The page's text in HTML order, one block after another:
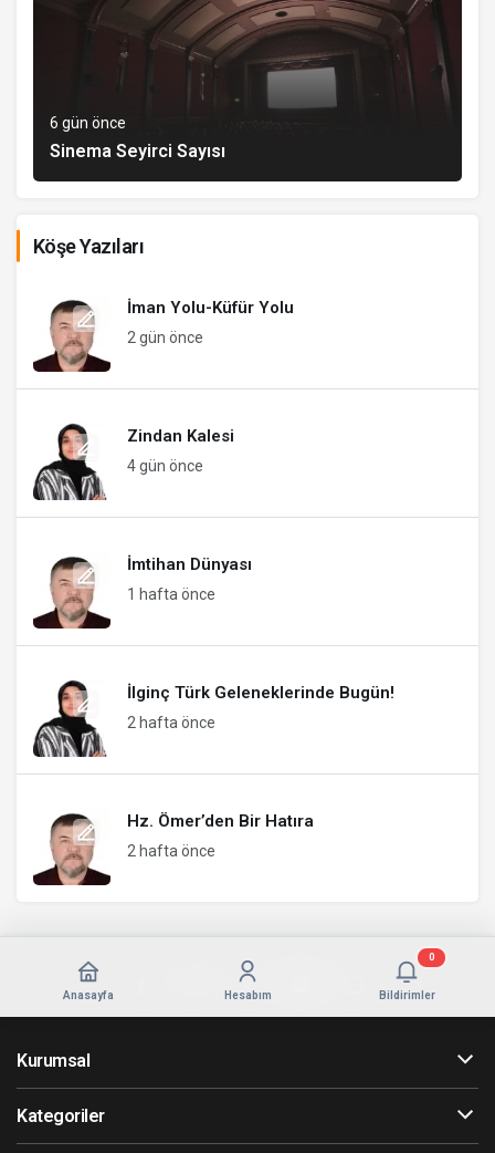
6 gün önce
Sinema Seyirci Sayısı
Köşe Yazıları
İman Yolu-Küfür Yolu
2 gün önce
Zindan Kalesi
4 gün önce
İmtihan Dünyası
1 hafta önce
İlginç Türk Geleneklerinde Bugün!
2 hafta önce
Hz. Ömer’den Bir Hatıra
2 hafta önce
Anasayfa Hesabım Bildirimler
0
Kurumsal
Kategoriler